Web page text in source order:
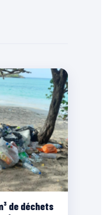
de déchets